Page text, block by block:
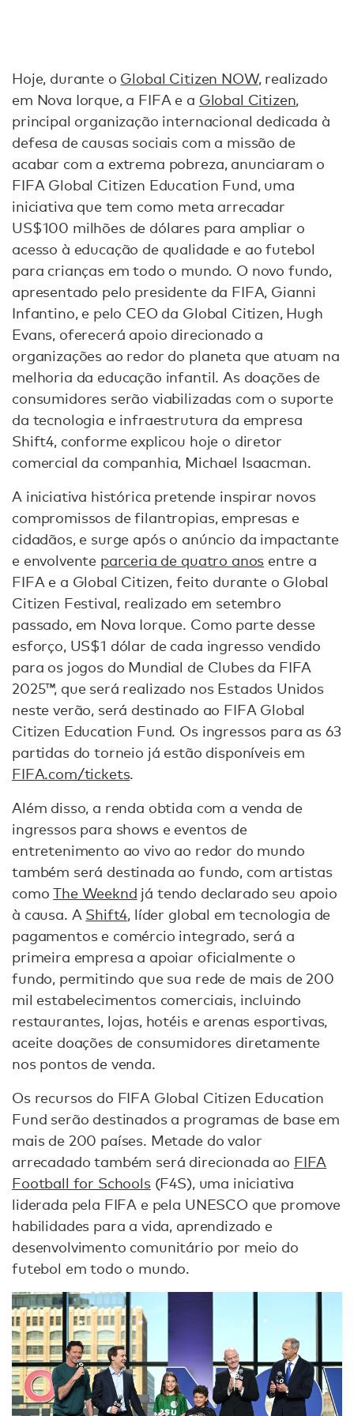
Hoje, durante o Global Citizen NOW, realizado
em Nova Iorque, a FIFA e a Global Citizen,
principal organização internacional dedicada à
defesa de causas sociais com a missão de
acabar com a extrema pobreza, anunciaram o
FIFA Global Citizen Education Fund, uma
iniciativa que tem como meta arrecadar
US$100 milhões de dólares para ampliar o
acesso à educação de qualidade e ao futebol
para crianças em todo o mundo. O novo fundo,
apresentado pelo presidente da FIFA, Gianni
Infantino, e pelo CEO da Global Citizen, Hugh
Evans, oferecerá apoio direcionado a
organizações ao redor do planeta que atuam na
melhoria da educação infantil. As doações de
consumidores serão viabilizadas com o suporte
da tecnologia e infraestrutura da empresa
Shift4, conforme explicou hoje o diretor
comercial da companhia, Michael Isaacman.
A iniciativa histórica pretende inspirar novos
compromissos de filantropias, empresas e
cidadãos, e surge após o anúncio da impactante
e envolvente parceria de quatro anos entre a
FIFA e a Global Citizen, feito durante o Global
Citizen Festival, realizado em setembro
passado, em Nova Iorque. Como parte desse
esforço, US$1 dólar de cada ingresso vendido
para os jogos do Mundial de Clubes da FIFA
2025™, que será realizado nos Estados Unidos
neste verão, será destinado ao FIFA Global
Citizen Education Fund. Os ingressos para as 63
partidas do torneio já estão disponíveis em
FIFA.com/tickets.
Além disso, a renda obtida com a venda de
ingressos para shows e eventos de
entretenimento ao vivo ao redor do mundo
também será destinada ao fundo, com artistas
comoThe Weeknd já tendo declarado seu apoio
à causa. A Shift4, líder global em tecnologia de
pagamentos e comércio integrado, será a
primeira empresa a apoiar oficialmente o
fundo, permitindo que sua rede de mais de 200
mil estabelecimentos comerciais, incluindo
restaurantes, lojas, hotéis e arenas esportivas,
aceite doações de consumidores diretamente
nos pontos de venda.
Os recursos do FIFA Global Citizen Education
Fund serão destinados a programas de base em
mais de 200 países. Metade do valor
arrecadado também será direcionada ao FIFA
Football for Schools(F4S), uma iniciativa
liderada pela FIFA e pela UNESCO que promove
habilidades para a vida, aprendizado e
desenvolvimento comunitário por meio do
futebol em todo o mundo.